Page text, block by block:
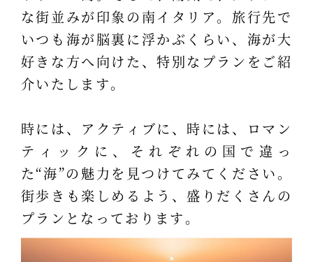
な街並みが印象の南イタリア。旅行先で
いつも海が脳裏に浮かぶくらい、海が大
好きな方へ向けた、特別なプランをご紹
介いたします。
時には、アクティブに、時には、ロマン
ティックに、それぞれの国で違っ
た“海”の魅力を見つけてみてください。
街歩きも楽しめるよう、盛りだくさんの
プランとなっております。